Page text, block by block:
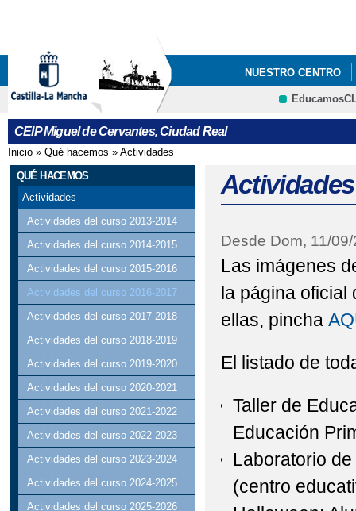
NUESTRO CENTRO
ATENCIÓN A LA
CEIP Miguel de Cervantes, Ciudad Real
Se encuentra usted aquí
Inicio » Qué hacemos » Actividades
QUÉ HACEMOS
Actividades
Actividades del curso 2013-2014
Actividades del curso 2014-2015
Actividades del curso 2015-2016
Actividades del curso 2016-2017
Actividades del curso 2017-2018
Actividades del curso 2018-2019
Actividades del curso 2019-2020
Actividades del curso 2020-2021
Actividades del curso 2021-2022
Actividades del curso 2022-2023
Actividades del curso 2023-2024
Actividades del curso 2024-2025
Actividades del curso 2025-2026
Desde Dom, 11/
Las imágenes
la página
ellas, pincha
El listado de
Taller de
Educación
Laboratorio
(centro